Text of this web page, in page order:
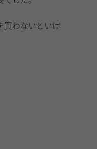
買わないといけ